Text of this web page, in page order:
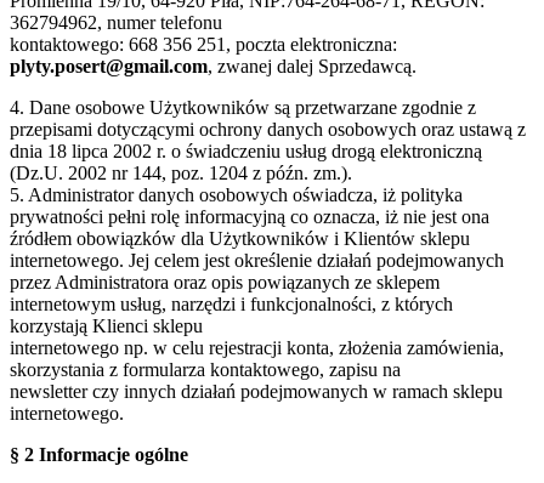
362794962, numer telefonu
kontaktowego: 668 356 251, poczta elektroniczna:
plyty.posert@gmail.com, zwanej dalej Sprzedawcą.
4. Dane osobowe Użytkowników są przetwarzane zgodnie z
przepisami dotyczącymi ochrony danych osobowych oraz ustawą z
dnia 18 lipca 2002 r. o świadczeniu usług drogą elektroniczną
(Dz.U. 2002 nr 144, poz. 1204 z późn. zm.).
5. Administrator danych osobowych oświadcza, iż polityka
prywatności pełni rolę informacyjną co oznacza, iż nie jest ona
źródłem obowiązków dla Użytkowników i Klientów sklepu
internetowego. Jej celem jest określenie działań podejmowanych
przez Administratora oraz opis powiązanych ze sklepem
internetowym usług, narzędzi i funkcjonalności, z których
korzystają Klienci sklepu
internetowego np. w celu rejestracji konta, złożenia zamówienia,
skorzystania z formularza kontaktowego, zapisu na
newsletter czy innych działań podejmowanych w ramach sklepu
internetowego.
§ 2 Informacje ogólne